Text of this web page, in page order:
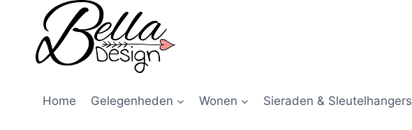
Home Gelegenheden Wonen Sieraden & Sleutelhangers